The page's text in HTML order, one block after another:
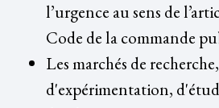
l’urgence au sens de
Code de la commande
Les marchés de recherche,
d'expérimentation,